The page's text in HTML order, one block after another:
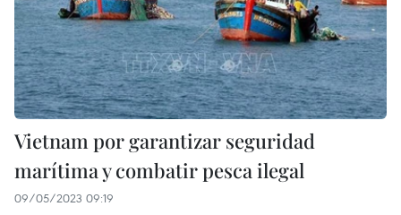
Vietnam por garantizar seguridad
marítima y combatir pesca ilegal
09/05/2023 09:19